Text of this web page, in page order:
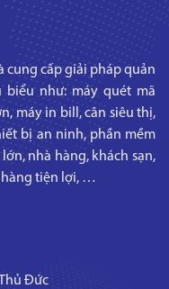
cung cấp giải pháp quản
biểu như: máy quét mã
máy in bill, cân siêu thị,
bị an ninh, phần mềm
nhà hàng, khách sạn,
hàng tiện lợi, …
Đức